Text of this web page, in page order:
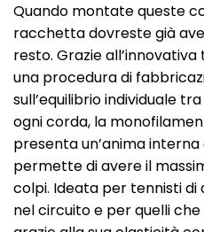
Quando montate queste
racchetta dovreste già
resto. Grazie
una procedura di
sull’equilibrio individuale
ogni corda, la
presenta un’anima
permette di avere il
colpi. Ideata per tennisti
nel circuito e per quelli